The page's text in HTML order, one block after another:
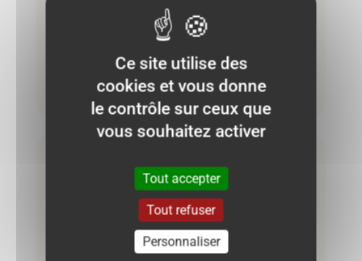
5.00 €
Ajouter au panier
Ce site utilise des
cookies et vous donne
le contrôle sur ceux que
vous souhaitez activer
Tout accepter
Tout refuser
Personnaliser